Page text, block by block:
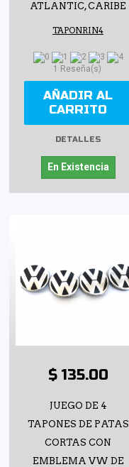
ATLANTIC, CARIBE
TAPONRIN4
1 Reseña(s)
AÑADIR AL
CARRITO
DETALLES
En Existencia
$ 135.00
JUEGO DE 4
TAPONES DE PATAS
CORTAS CON
EMBLEMA VW DE